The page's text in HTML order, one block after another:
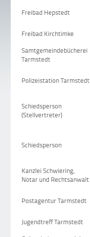
Freibad Hepstedt
Freibad Kirchtimke
Samtgemeindebücherei
Tarmstedt
Polizeistation Tarmstedt
Schiedsperson
(Stellvertreter)
Schiedsperson
Kanzlei Schwiering,
Notar und Rechtsanwalt
Postagentur Tarmstedt
Jugendtreff Tarmstedt